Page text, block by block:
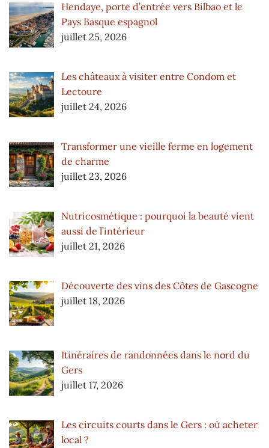
Hendaye, porte d’entrée vers Bilbao et le
Pays Basque espagnol
juillet 25, 2026
Les châteaux à visiter entre Condom et
Lectoure
juillet 24, 2026
Transformer une vieille ferme en logement
de charme
juillet 23, 2026
Nutricosmétique : pourquoi la beauté vient
aussi de l’intérieur
juillet 21, 2026
Découverte des vins des Côtes de Gascogne
juillet 18, 2026
Itinéraires de randonnées dans le nord du
Gers
juillet 17, 2026
Les circuits courts dans le Gers : où acheter
local ?